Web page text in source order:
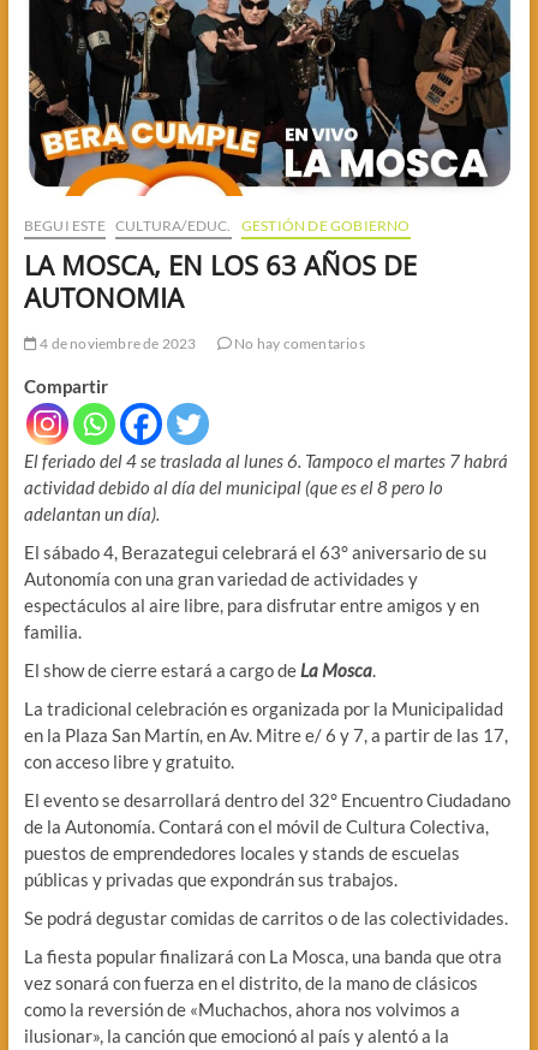
BEGUI ESTE CULTURA/EDUC. GESTIÓN DE GOBIERNO
LA MOSCA, EN LOS 63 AÑOS DE
AUTONOMIA
4 de noviembre de 2023 No hay comentarios
Compartir
El feriado del 4 se traslada al lunes 6. Tampoco el martes 7 habrá
actividad debido al día del municipal (que es el 8 pero lo
adelantan un día).
El sábado 4, Berazategui celebrará el 63° aniversario de su
Autonomía con una gran variedad de actividades y
espectáculos al aire libre, para disfrutar entre amigos y en
familia.
El show de cierre estará a cargo deLa Mosca.
La tradicional celebración es organizada por la Municipalidad
en la Plaza San Martín, en Av. Mitre e/ 6 y 7, a partir de las 17,
con acceso libre y gratuito.
El evento se desarrollará dentro del 32° Encuentro Ciudadano
de la Autonomía. Contará con el móvil de Cultura Colectiva,
puestos de emprendedores locales y stands de escuelas
públicas y privadas que expondrán sus trabajos.
Se podrá degustar comidas de carritos o de las colectividades.
La fiesta popular finalizará con La Mosca, una banda que otra
vez sonará con fuerza en el distrito, de la mano de clásicos
como la reversión de «Muchachos, ahora nos volvimos a
ilusionar», la canción que emocionó al país y alentó a la